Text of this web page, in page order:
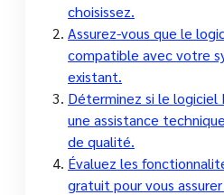
choisissez.
Assurez-vous que le
compatible avec votre
existant.
Déterminez si le logiciel
une assistance
de qualité.
Évaluez les
gratuit pour vous